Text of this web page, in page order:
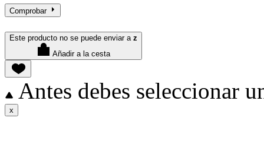
Comprobar
Este producto no se puede enviar a z
Añadir a la cesta
Antes debes seleccionar
x